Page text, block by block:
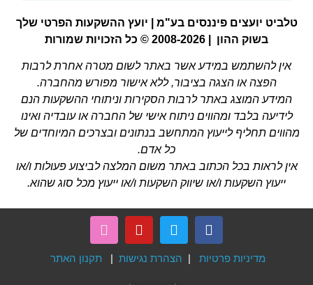
טלביט יועצים פיננסים בע"מ | יועץ ההשקעות הפרטי שלך
בשוק ההון | 2008-2026 © כל הזכויות שמורות
אין להשתמש במידע אשר באתר לשום מטרה אחרת לרבות
הפצה או הצגה בציבור, ללא אישור מפורש מהחברה.
המידע המוצג באתר לרבות הסקירות וניתוחי ההשקעות הנם
לידיעה בלבד ומהווים ניתוח אישי של החברה או עובדיה ואינו
מהווים תחליף לייעוץ המתחשב בנתונים ובצרכים המיוחדים של
כל אדם.
אין לראות בכל הכתוב באתר משום המלצה לביצוע פעולות ו/או
ייעוץ השקעות ו/או שיווק השקעות ו/או ייעוץ מכל סוג שהוא.
מדיניות פרטיות | הצהרת נגישות | תקנון האתר